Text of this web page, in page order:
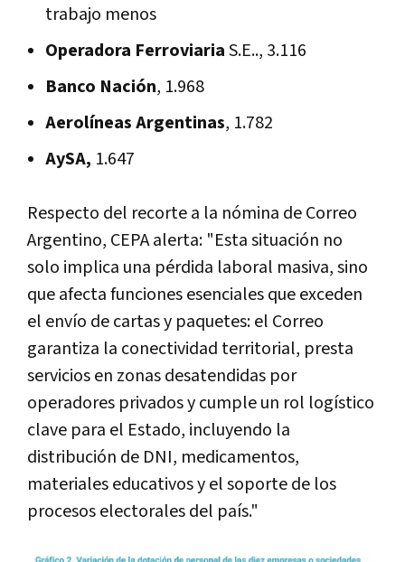
trabajo menos
Operadora FerroviariaS.E.., 3.116
Banco Nación, 1.968
Aerolíneas Argentinas, 1.782
AySA, 1.647
Respecto del recorte a la nómina de Correo
Argentino, CEPA alerta: "Esta situación no
solo implica una pérdida laboral masiva, sino
que afecta funciones esenciales que exceden
el envío de cartas y paquetes: el Correo
garantiza la conectividad territorial, presta
servicios en zonas desatendidas por
operadores privados y cumple un rol logístico
clave para el Estado, incluyendo la
distribución de DNI, medicamentos,
materiales educativos y el soporte de los
procesos electorales del país."